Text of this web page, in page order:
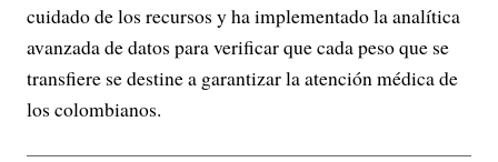
cuidado de los recursos y ha implementado la analítica
avanzada de datos para verificar que cada peso que se
transfiere se destine a garantizar la atención médica de
los colombianos.